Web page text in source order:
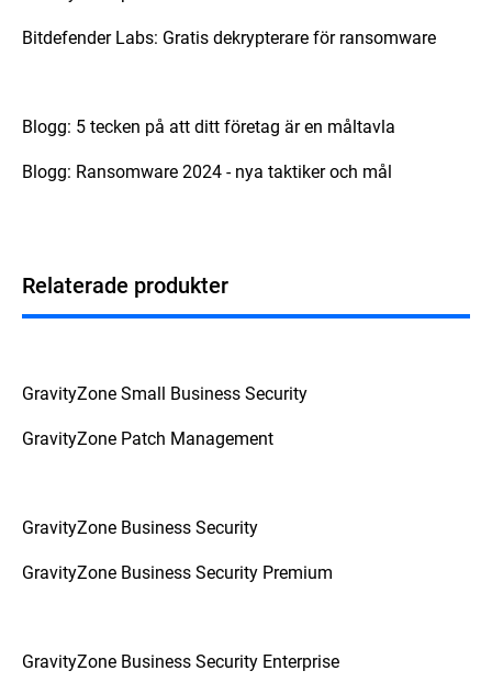
Bitdefender Labs: Gratis dekrypterare för ransomware
Blogg: 5 tecken på att ditt företag är en måltavla
Blogg: Ransomware 2024 - nya taktiker och mål
Relaterade produkter
GravityZone Small Business Security
GravityZone Patch Management
GravityZone Business Security
GravityZone Business Security Premium
GravityZone Business Security Enterprise